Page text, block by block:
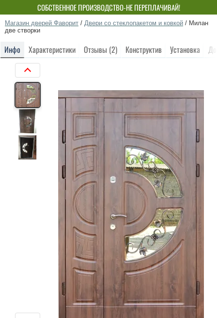
СОБСТВЕННОЕ ПРОИЗВОДСТВО-НЕ ПЕРЕПЛАЧИВАЙ!
Магазин дверей Фаворит / Двери со стеклопакетом и ковкой / Милан
две створки
Инфо Характеристики Отзывы (2) Конструктив Установка